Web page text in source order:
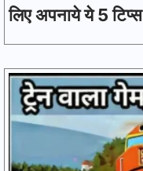
लिए अपनाये ये 5 टिप्स